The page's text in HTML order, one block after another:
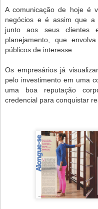
A comunicação de hoje é
negócios e é assim que a
junto aos seus clientes
planejamento, que
públicos de interesse.
Os empresários já
pelo investimento em uma
uma boa reputação
credencial para conquistar